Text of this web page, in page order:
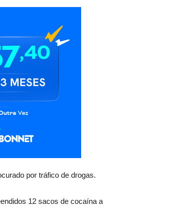
por tráfico de drogas.
12 sacos de cocaína a